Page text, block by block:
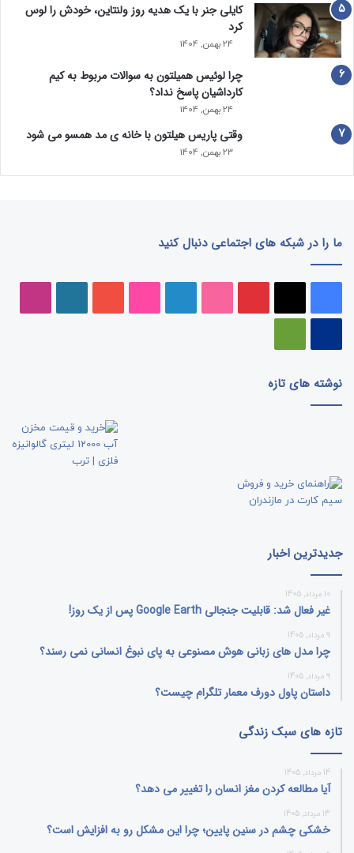
کایلی جنر با یک هدیه روز ولنتاین، خودش را لوس
کرد
24 بهمن, 1404
چرا لوئیس همیلتون به سوالات مربوط به کیم
کارداشیان پاسخ نداد؟
24 بهمن, 1404
وقتی پاریس هیلتون با خانه‌ ی مد همسو می شود
23 بهمن, 1404
ما را در شبکه های اجتماعی دنبال کنید
نوشته های تازه
جدیدترین اخبار
10 مرداد, 1405
غیر فعال شد: قابلیت جنجالی Google Earth پس از یک روز!
9 مرداد, 1405
چرا مدل‌ های زبانی هوش مصنوعی به پای نبوغ انسانی نمی‌ رسند؟
9 مرداد, 1405
داستان پاول دورف معمار تلگرام چیست؟
تازه های سبک زندگی
14 مرداد, 1405
آیا مطالعه کردن مغز انسان را تغییر می‌ دهد؟
13 مرداد, 1405
خشکی چشم در سنین پایین؛ چرا این مشکل رو به افزایش است؟